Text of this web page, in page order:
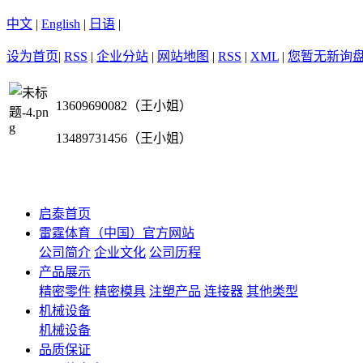
中文 | English | 日语 |
设为首页| RSS | 企业分站 | 网站地图 | RSS | XML | 您暂无新询
13609690082（王小姐）
13489731456（王小姐）
启泰首页
雷霆体育（中国）官方网站
公司简介 企业文化 公司历程
产品展示
精密零件 精密模具 注塑产品 连接器 其他类型
机械设备
机械设备
品质保证